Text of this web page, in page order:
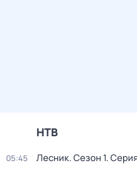
НТВ
05:45 Лесник. Сезон 1.